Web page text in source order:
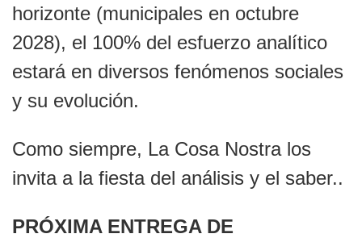
horizonte (municipales en octubre
2028), el 100% del esfuerzo analítico
estará en diversos fenómenos sociales
y su evolución.
Como siempre, La Cosa Nostra los
invita a la fiesta del análisis y el saber..
PRÓXIMA ENTREGA DE